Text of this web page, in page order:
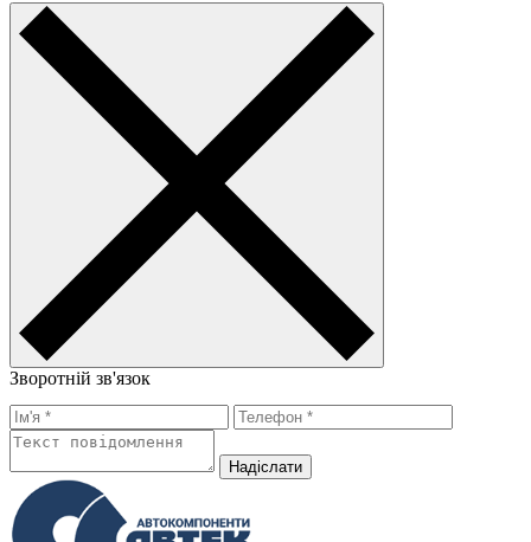
Зворотній зв'язок
Надiслати